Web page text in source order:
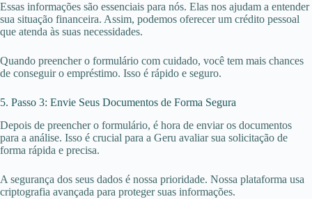
Essas informações são essenciais para nós. Elas nos ajudam a entender
sua situação financeira. Assim, podemos oferecer um crédito pessoal
que atenda às suas necessidades.
Quando preencher o formulário com cuidado, você tem mais chances
de conseguir o empréstimo. Isso é rápido e seguro.
5. Passo 3: Envie Seus Documentos de Forma Segura
Depois de preencher o formulário, é hora de enviar os documentos
para a análise. Isso é crucial para a Geru avaliar sua solicitação de
forma rápida e precisa.
A segurança dos seus dados é nossa prioridade. Nossa plataforma usa
criptografia avançada para proteger suas informações.